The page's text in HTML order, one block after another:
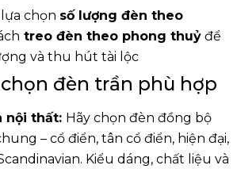
chọn số lượng đèn theo
treo đèn theo phong thuỷ để
và thu hút tài lộc
đèn trần phù hợp
nội thất: Hãy chọn đèn đồng bộ
– cổ điển, tân cổ điển, hiện đại,
Kiểu dáng, chất liệu và